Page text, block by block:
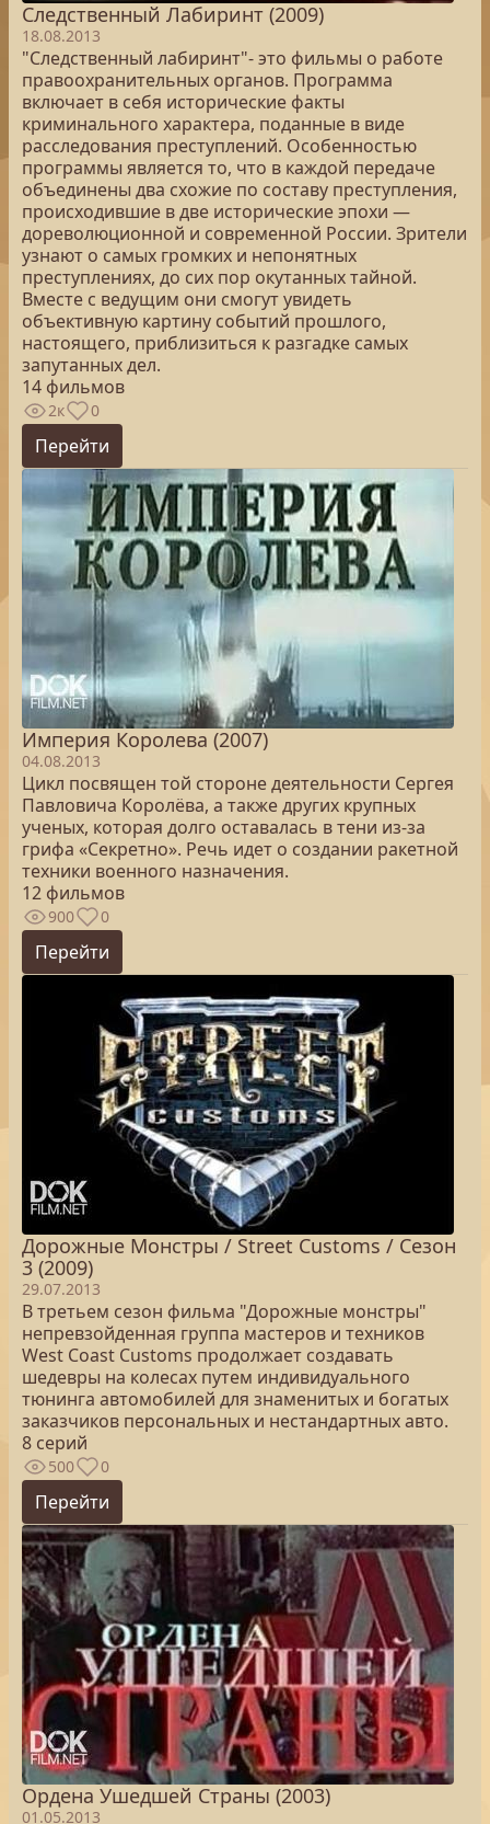
Следственный Лабиринт (2009)
18.08.2013
"Следственный лабиринт"- это фильмы о работе
правоохранительных органов. Программа
включает в себя исторические факты
криминального характера, поданные в виде
расследования преступлений. Особенностью
программы является то, что в каждой передаче
объединены два схожие по составу преступления,
происходившие в две исторические эпохи —
дореволюционной и современной России. Зрители
узнают о самых громких и непонятных
преступлениях, до сих пор окутанных тайной.
Вместе с ведущим они смогут увидеть
объективную картину событий прошлого,
настоящего, приблизиться к разгадке самых
запутанных дел.
14 фильмов
2к 0
Перейти
Империя Королева (2007)
04.08.2013
Цикл посвящен той стороне деятельности Сергея
Павловича Королёва, а также других крупных
ученых, которая долго оставалась в тени из-за
грифа «Секретно». Речь идет о создании ракетной
техники военного назначения.
12 фильмов
900 0
Перейти
Дорожные Монстры / Street Customs / Сезон
3 (2009)
29.07.2013
В третьем сезон фильма "Дорожные монстры"
непревзойденная группа мастеров и техников
West Coast Customs продолжает создавать
шедевры на колесах путем индивидуального
тюнинга автомобилей для знаменитых и богатых
заказчиков персональных и нестандартных авто.
8 серий
500 0
Перейти
Ордена Ушедшей Страны (2003)
01.05.2013